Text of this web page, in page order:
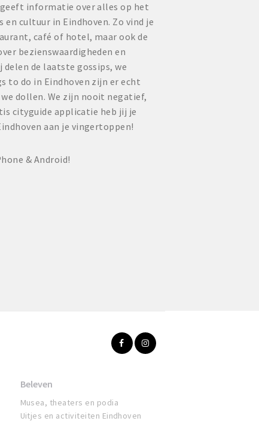
geeft informatie over alles op het
cultuur in Eindhoven. Zo vind je
café of hotel, maar ook de
bezienswaardigheden en
delen de laatste gossips, we
to do in Eindhoven zijn er echt
dollen. We zijn nooit negatief,
cityguide applicatie heb jij je
aan je vingertoppen!
& Android!
Beleven
Musea, theaters en podia
Uitjes en activiteiten Eindhoven